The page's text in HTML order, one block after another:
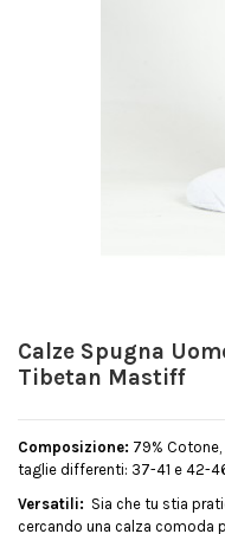
Calze Spugna
Tibetan Mastiff
Composizione: 79% Cotone,
taglie differenti: 37-41 e 42-
Versatili: Sia che tu stia
cercando una calza comoda